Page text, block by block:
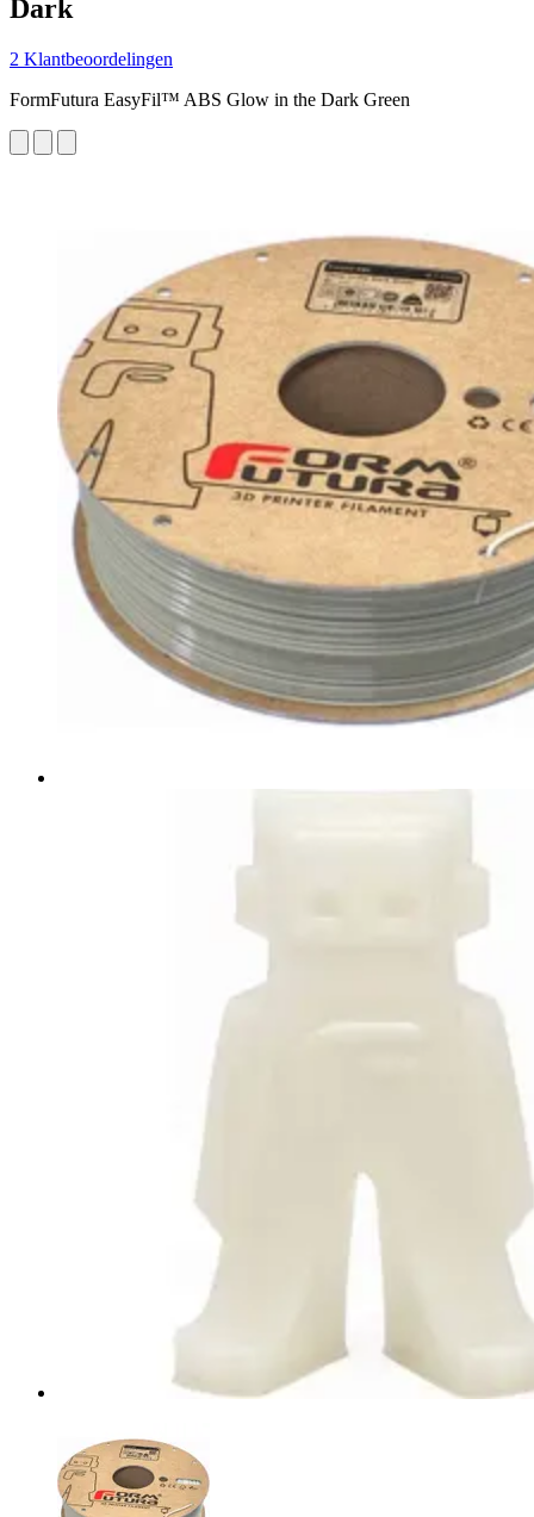
Dark
2 Klantbeoordelingen
FormFutura EasyFil™ ABS Glow in the Dark Green